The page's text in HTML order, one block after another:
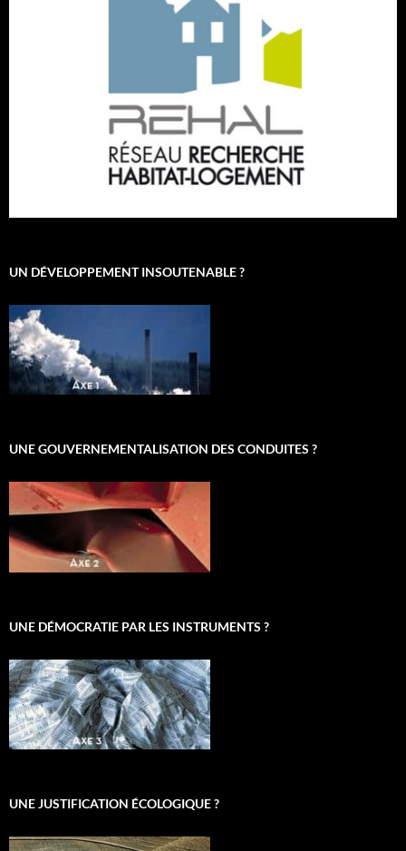
UN DÉVELOPPEMENT INSOUTENABLE ?
UNE GOUVERNEMENTALISATION DES CONDUITES ?
UNE DÉMOCRATIE PAR LES INSTRUMENTS ?
UNE JUSTIFICATION ÉCOLOGIQUE ?